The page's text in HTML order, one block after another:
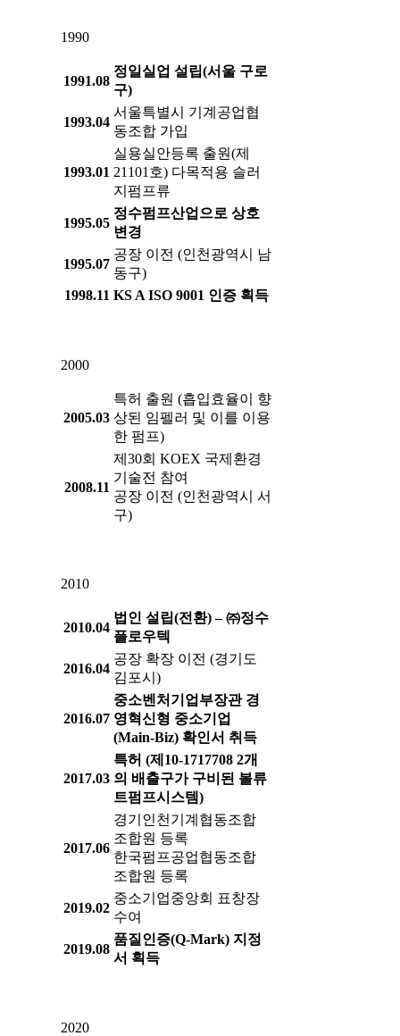
1990
1991.08
정일실업 설립(서울 구로
구)
1993.04
서울특별시 기계공업협
동조합 가입
1993.01
실용실안등록 출원(제
21101호) 다목적용 슬러
지펌프류
1995.05
정수펌프산업으로 상호
변경
1995.07
공장 이전 (인천광역시 남
동구)
1998.11 KS A ISO 9001 인증 획득
2000
2005.03
특허 출원 (흡입효율이 향
상된 임펠러 및 이를 이용
한 펌프)
2008.11
제30회 KOEX 국제환경
기술전 참여
공장 이전 (인천광역시 서
구)
2010
2010.04
법인 설립(전환) – ㈜정수
플로우텍
2016.04
공장 확장 이전 (경기도
김포시)
2016.07
중소벤처기업부장관 경
영혁신형 중소기업
(Main-Biz) 확인서 취득
2017.03
특허 (제10-1717708 2개
의 배출구가 구비된 볼류
트펌프시스템)
2017.06
경기인천기계협동조합
조합원 등록
한국펌프공업협동조합
조합원 등록
2019.02
중소기업중앙회 표창장
수여
2019.08
품질인증(Q-Mark) 지정
서 획득
2020